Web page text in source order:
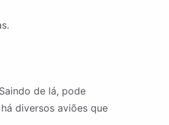
de lá, pode
diversos aviões que